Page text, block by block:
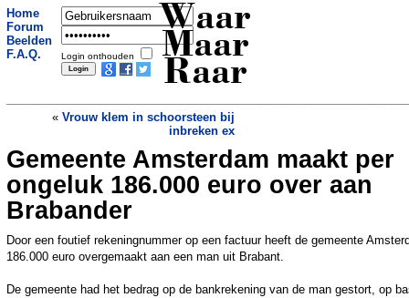
Home
Forum
Beelden
F.A.Q.
Login onthouden
Waar
Maar
Raar
« Vrouw klem in schoorsteen bij
inbreken ex
Franse burgemeester weigert begrafenis
van Roma-baby in zijn gemeente»
Gemeente Amsterdam maakt per
ongeluk 186.000 euro over aan
Brabander
Door een foutief rekeningnummer op een factuur heeft de gemeente
186.000 euro overgemaakt aan een man uit Brabant.
De gemeente had het bedrag op de bankrekening van de man gestort, op